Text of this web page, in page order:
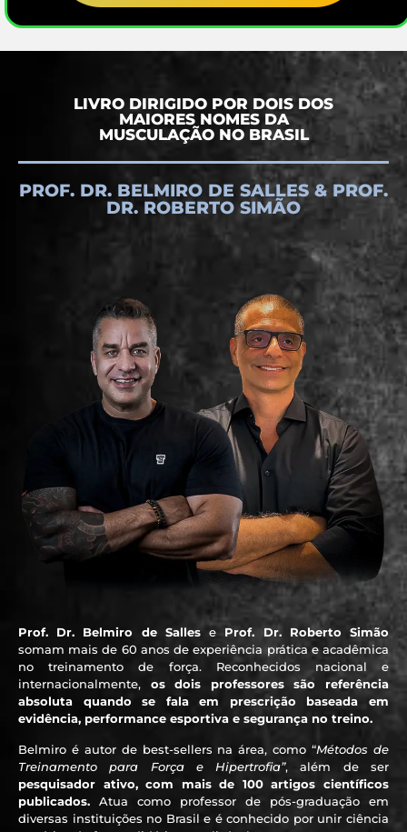
LIVRO DIRIGIDO POR DOIS DOS
MAIORES NOMES DA
MUSCULAÇÃO NO BRASIL
PROF. DR. BELMIRO DE SALLES & PROF.
DR. ROBERTO SIMÃO
Prof. Dr. Belmiro de Sallese Prof. Dr. Roberto Simão
somam mais de 60 anos de experiência prática e acadêmica
no treinamento de força. Reconhecidos nacional e
internacionalmente, os dois professores são referência
absoluta quando se fala em prescrição baseada em
evidência, performance esportiva e segurança no treino.
Belmiro é autor de best-sellers na área, como “Métodos de
Treinamento para Força e Hipertrofia”, além de ser
pesquisador ativo, com mais de 100 artigos científicos
publicados. Atua como professor de pós-graduação em
diversas instituições no Brasil e é conhecido por unir ciência